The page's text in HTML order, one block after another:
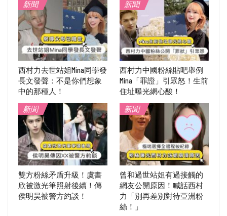
新聞
西村力去世站姐Mina同學發
長文發聲：不是你們想象
中的那種人！
新聞
西村力中國粉絲貼吧舉例
Mina「罪證」引眾怒！生前
住址曝光網心酸！
新聞
雙方粉絲矛盾升級！虞書
欣被激光筆照射後續！傳
侯明昊被警方約談！
新聞
曾和過世站姐有過接觸的
網友公開原因！喊話西村
力「別再差別對待亞洲粉
絲！」